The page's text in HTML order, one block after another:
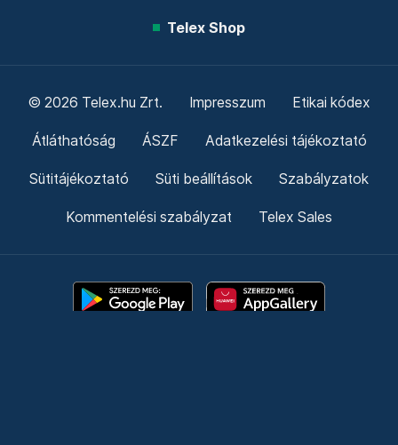
Telex Shop
© 2026 Telex.hu Zrt. Impresszum Etikai kódex
Átláthatóság ÁSZF Adatkezelési tájékoztató
Sütitájékoztató Süti beállítások Szabályzatok
Kommentelési szabályzat Telex Sales